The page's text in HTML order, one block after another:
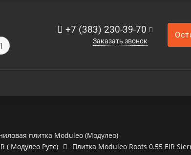
+7 (383) 230-39-70
Заказать звонок
плитка Moduleo (Модулео)
( Модулео Рутс)
Плитка Moduleo Roots 0.55 EIR